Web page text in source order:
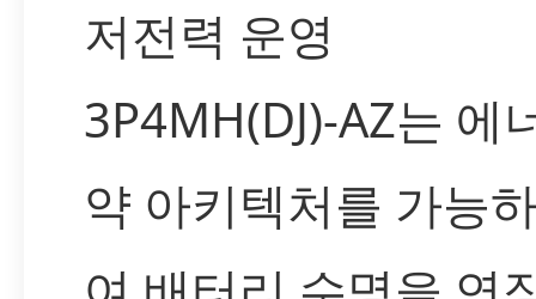
저전력 운영
3P4MH(DJ)-AZ는 에
약 아키텍처를 가능